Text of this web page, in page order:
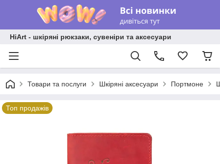
HiArt - шкіряні рюкзаки, сувеніри та аксесуари
Товари та послуги Шкіряні аксесуари Портмоне
Топ продажів